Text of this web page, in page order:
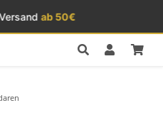
ab 50€